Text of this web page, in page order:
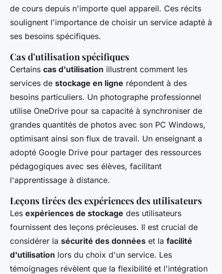
de cours depuis n'importe quel appareil. Ces récits
soulignent l'importance de choisir un service adapté à
ses besoins spécifiques.
Cas d'utilisation spécifiques
Certains cas d'utilisation illustrent comment les
services de stockage en ligne répondent à des
besoins particuliers. Un photographe professionnel
utilise OneDrive pour sa capacité à synchroniser de
grandes quantités de photos avec son PC Windows,
optimisant ainsi son flux de travail. Un enseignant a
adopté Google Drive pour partager des ressources
pédagogiques avec ses élèves, facilitant
l'apprentissage à distance.
Leçons tirées des expériences des utilisateurs
Les expériences de stockage des utilisateurs
fournissent des leçons précieuses. Il est crucial de
considérer la sécurité des données et la facilité
d'utilisation lors du choix d'un service. Les
témoignages révèlent que la flexibilité et l'intégration